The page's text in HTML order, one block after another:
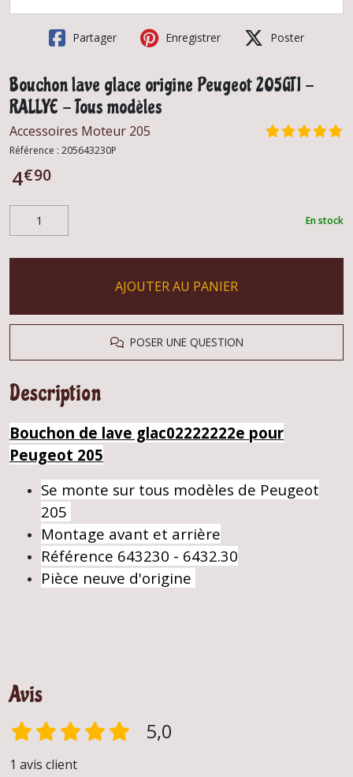
Partager Enregistrer Poster
Bouchon lave glace origine Peugeot 205GTI -
RALLYE - Tous modèles
Accessoires Moteur 205
Référence : 205643230P
4€90
En stock
AJOUTER AU PANIER
POSER UNE QUESTION
Description
Bouchon de lave glac02222222e pour
Peugeot 205
Se monte sur tous modèles de Peugeot
205
Montage avant et arrière
Référence 643230 - 6432.30
Pièce neuve d'origine
Avis
5,0
1 avis client